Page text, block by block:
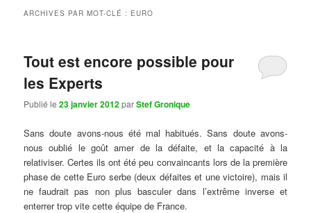
ARCHIVES PAR MOT-CLÉ : EURO
Tout est encore possible pour
les Experts
Publié le23 janvier 2012parStef Gronique
Sans doute avons-nous été mal habitués. Sans doute avons-
nous oublié le goût amer de la défaite, et la capacité à la
relativiser. Certes ils ont été peu convaincants lors de la première
phase de cette Euro serbe (deux défaites et une victoire), mais il
ne faudrait pas non plus basculer dans l’extrême inverse et
enterrer trop vite cette équipe de France.